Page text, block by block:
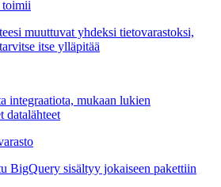
muuttuvat yhdeksi tietovarastoksi,
itse ylläpitää
integraatiota, mukaan lukien
datalähteet
BigQuery sisältyy jokaiseen pakettiin